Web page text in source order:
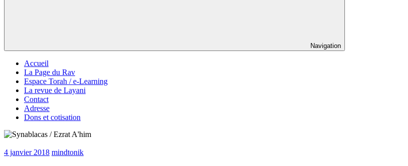
Navigation
Accueil
La Page du Rav
Espace Torah / e-Learning
La revue de Layani
Contact
Adresse
Dons et cotisation
4 janvier 2018 mindtonik